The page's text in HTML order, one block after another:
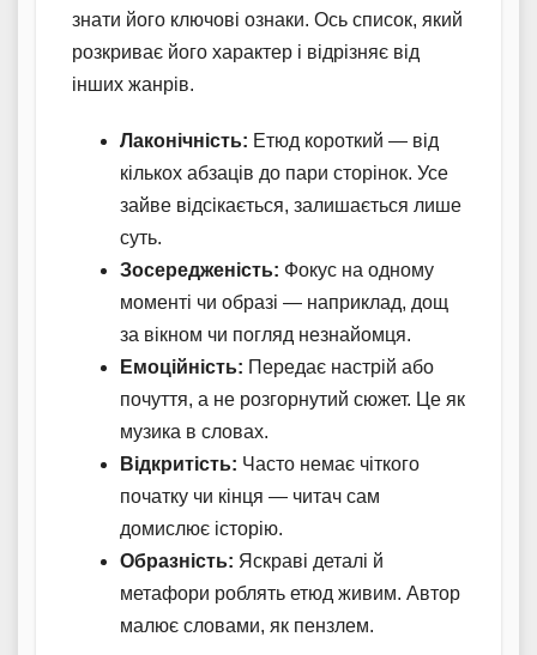
знати його ключові ознаки. Ось список, який
розкриває його характер і відрізняє від
інших жанрів.
Лаконічність: Етюд короткий — від
кількох абзаців до пари сторінок. Усе
зайве відсікається, залишається лише
суть.
Зосередженість: Фокус на одному
моменті чи образі — наприклад, дощ
за вікном чи погляд незнайомця.
Емоційність: Передає настрій або
почуття, а не розгорнутий сюжет. Це як
музика в словах.
Відкритість: Часто немає чіткого
початку чи кінця — читач сам
домислює історію.
Образність: Яскраві деталі й
метафори роблять етюд живим. Автор
малює словами, як пензлем.